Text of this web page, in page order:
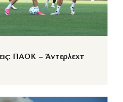
ΠΑΟΚ – Άντερλεχτ